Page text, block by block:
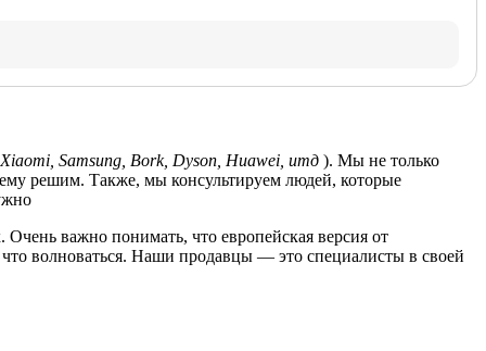
Xiaomi, Samsung, Bork, Dyson, Huawei, итд ). Мы не только
решим. Также, мы консультируем людей, которые
важно понимать, что европейская версия от
волноваться. Наши продавцы — это специалисты в своей